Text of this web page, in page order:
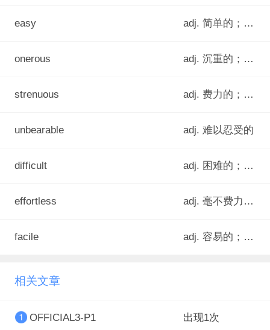
easy adj. 简单的；容易的；不费力的
onerous adj. 沉重的；繁重的；严苛的<正式>
strenuous adj. 费力的；消耗体力的；艰苦的
unbearable adj. 难以忍受的
difficult adj. 困难的；费力的；难做的；难解的
effortless adj. 毫不费力的；轻而易举的；与生俱来的；天生的
facile adj. 容易的；容易做到的；容易达到的<正式>
相关文章
OFFICIAL3-P1 出现1次